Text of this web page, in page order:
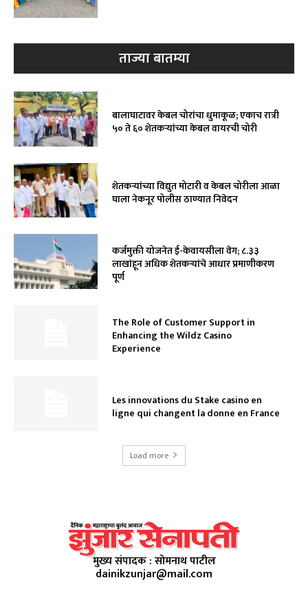
ताज्या बातम्या
बालाघाटावर केबल चोरांचा धुमाकूळ; एकाच रात्री
५० ते ६० शेतकऱ्यांच्या केबल वायरची चोरी
शेतकऱ्यांच्या विद्युत मोटारी व केबल चोरीला आळा
घाला नेकनूर पोलीस ठाण्यात निवेदन
कर्जमुक्ती योजनेत ई-केवायसीला वेग; ८.३३
लाखांहून अधिक शेतकऱ्यांचे आधार प्रमाणीकरण
पूर्ण
The Role of Customer Support in
Enhancing the Wildz Casino
Experience
Les innovations du Stake casino en
ligne qui changent la donne en France
Load more
मुख्य संपादक : सोमनाथ पाटील
dainikzunjar@mail.com